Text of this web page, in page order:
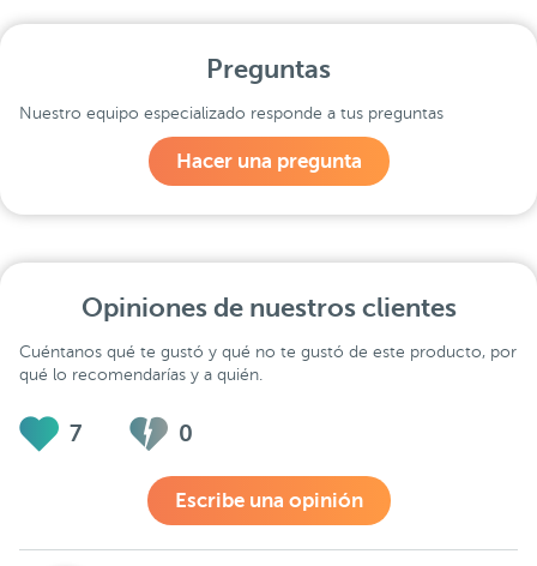
Preguntas
Nuestro equipo especializado responde a tus preguntas
Hacer una pregunta
Opiniones de nuestros clientes
Cuéntanos qué te gustó y qué no te gustó de este producto, por
qué lo recomendarías y a quién.
7 0
Escribe una opinión